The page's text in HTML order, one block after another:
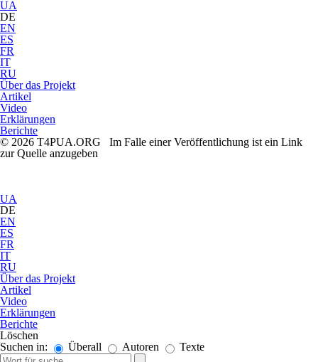
UA
DE
EN
ES
FR
IT
RU
Über das Projekt
Artikel
Video
Erklärungen
Berichte
© 2026 T4PUA.ORG Im Falle einer Veröffentlichung ist ein Link
zur Quelle anzugeben
UA
DE
EN
ES
FR
IT
RU
Über das Projekt
Artikel
Video
Erklärungen
Berichte
Löschen
Suchen in:
Überall Autoren Texte